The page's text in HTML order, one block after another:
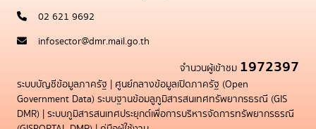
02 621 9692
infosector@dmr.mail.go.th
จำนวนผู้เข้าชม 1972397
ระบบบัญชีข้อมูลภาครัฐ | ศูนย์กลางข้อมูลเปิดภาครัฐ (Open
Government Data) ระบบฐานข้อมลูภูมิสารสนเทศทรัพยากรธรณี (GIS
DMR) | ระบบภูมิสารสนเทศประยุกต์เพื่อการบริหารจัดการทรัพยากรธรณี